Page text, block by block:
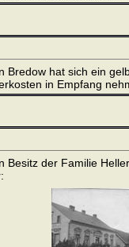
hat sich ein
in Empfang
Besitz der Familie Heller.